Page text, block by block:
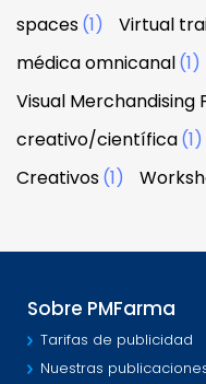
spaces(1) Virtual
médica omnicanal(1)
Visual Merchandising
creativo/científica(1)
Creativos(1)
Sobre PMFarma
Tarifas de publicidad
Nuestras